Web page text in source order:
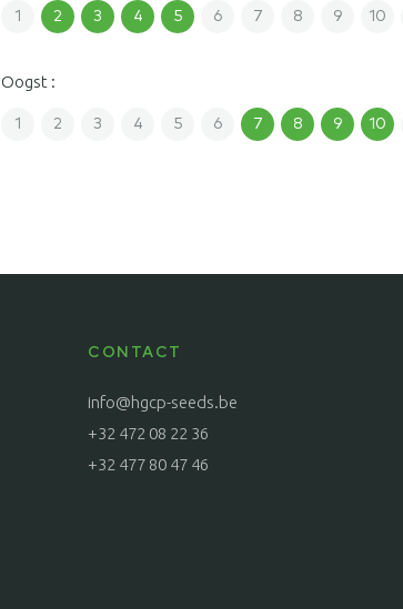
1 2 3 4 5 6 7 8 9 10
Oogst :
1 2 3 4 5 6 7 8 9 10
CONTACT
info@hgcp-seeds.be
+32 472 08 22 36
+32 477 80 47 46